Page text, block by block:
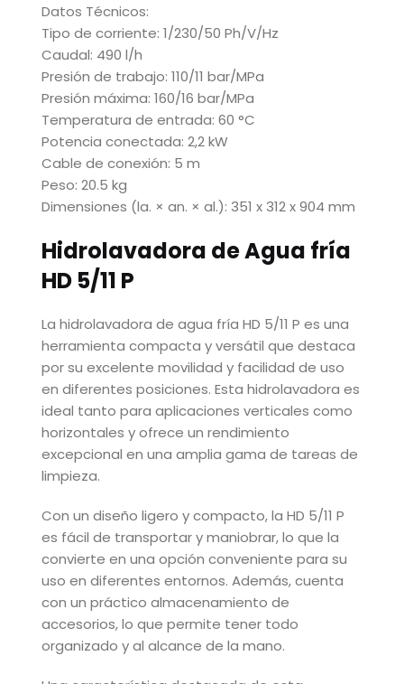
Datos Técnicos:
Tipo de corriente: 1/230/50 Ph/V/Hz
Caudal: 490 l/h
Presión de trabajo: 110/11 bar/MPa
Presión máxima: 160/16 bar/MPa
Temperatura de entrada: 60 °C
Potencia conectada: 2,2 kW
Cable de conexión: 5 m
Peso: 20.5 kg
Dimensiones (la. × an. × al.): 351 x 312 x 904 mm
Hidrolavadora de Agua fría
HD 5/11 P
La hidrolavadora de agua fría HD 5/11 P es una
herramienta compacta y versátil que destaca
por su excelente movilidad y facilidad de uso
en diferentes posiciones. Esta hidrolavadora es
ideal tanto para aplicaciones verticales como
horizontales y ofrece un rendimiento
excepcional en una amplia gama de tareas de
limpieza.
Con un diseño ligero y compacto, la HD 5/11 P
es fácil de transportar y maniobrar, lo que la
convierte en una opción conveniente para su
uso en diferentes entornos. Además, cuenta
con un práctico almacenamiento de
accesorios, lo que permite tener todo
organizado y al alcance de la mano.